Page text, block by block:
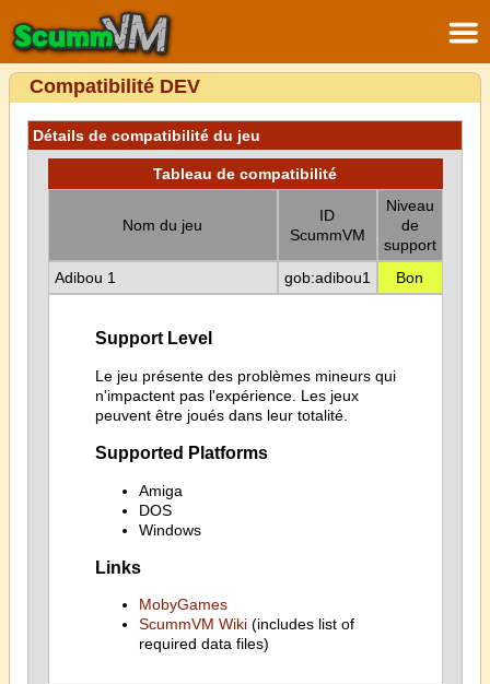
Compatibilité DEV
Détails de compatibilité du jeu
Tableau de compatibilité
Nom du jeu
ID
ScummVM
Niveau
de
support
Adibou 1
gob:adibou1 Bon
Support Level
Le jeu présente des problèmes mineurs qui
n'impactent pas l'expérience. Les jeux
peuvent être joués dans leur totalité.
Supported Platforms
Amiga
DOS
Windows
Links
MobyGames
ScummVM Wiki(includes list of
required data files)